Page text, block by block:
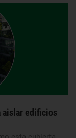
aislar edificios